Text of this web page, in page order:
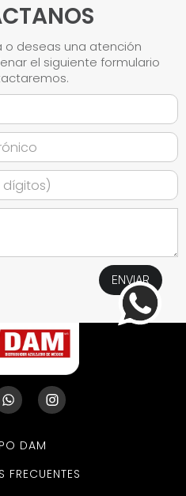
o deseas una atención
el siguiente formulario
DAM
FRECUENTES